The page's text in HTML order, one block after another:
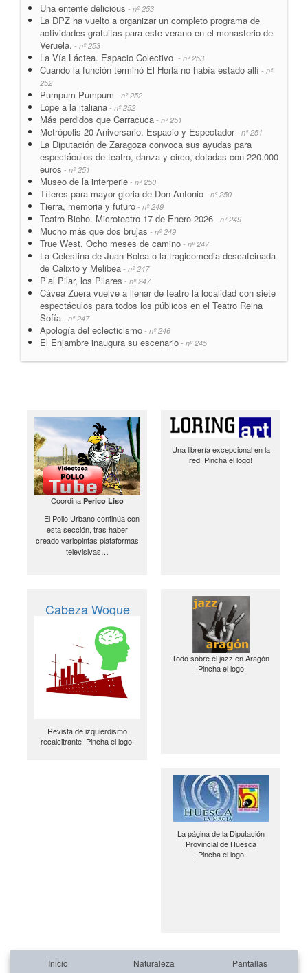
Una entente delicious - nº 253
La DPZ ha vuelto a organizar un completo programa de
actividades gratuitas para este verano en el monasterio de
Veruela. - nº 253
La Vía Láctea. Espacio Colectivo - nº 253
Cuando la función terminó El Horla no había estado allí - nº
252
Pumpum Pumpum - nº 252
Lope a la italiana - nº 252
Más perdidos que Carracuca - nº 251
Metrópolis 20 Aniversario. Espacio y Espectador- nº 251
La Diputación de Zaragoza convoca sus ayudas para
espectáculos de teatro, danza y circo, dotadas con 220.000
euros - nº 251
Museo de la interperie - nº 250
Títeres para mayor gloria de Don Antonio - nº 250
Tierra, memoria y futuro - nº 249
Teatro Bicho. Microteatro 17 de Enero 2026 - nº 249
Mucho más que dos brujas - nº 249
True West. Ocho meses de camino - nº 247
La Celestina de Juan Bolea o la tragicomedia descafeinada
de Calixto y Melibea - nº 247
P’al Pilar, los Pilares - nº 247
Cávea Zuera vuelve a llenar de teatro la localidad con siete
espectáculos para todos los públicos en el Teatro Reina
Sofía - nº 247
Apología del eclecticismo - nº 246
El Enjambre inaugura su escenario - nº 245
Coordina:Perico Liso
El Pollo Urbano continúa con
esta sección, tras haber
creado variopintas plataformas
televisivas…
Una librería excepcional en la
red ¡Pincha el logo!
Cabeza Woque
Revista de izquierdismo
recalcitrante ¡Pincha el logo!
Todo sobre el jazz en Aragón
¡Pincha el logo!
La página de la Diputación
Provincial de Huesca
¡Pincha el logo!
Inicio Naturaleza Pantallas